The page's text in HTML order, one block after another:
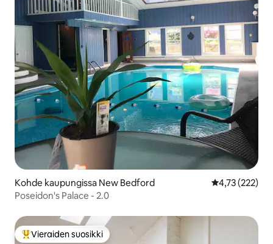
Kohde kaupungissa New Bedford
4,73 (222)
Poseidon's Palace - 2.0
Vieraiden suosikkien parhaimmistoa
Vieraiden suosikki